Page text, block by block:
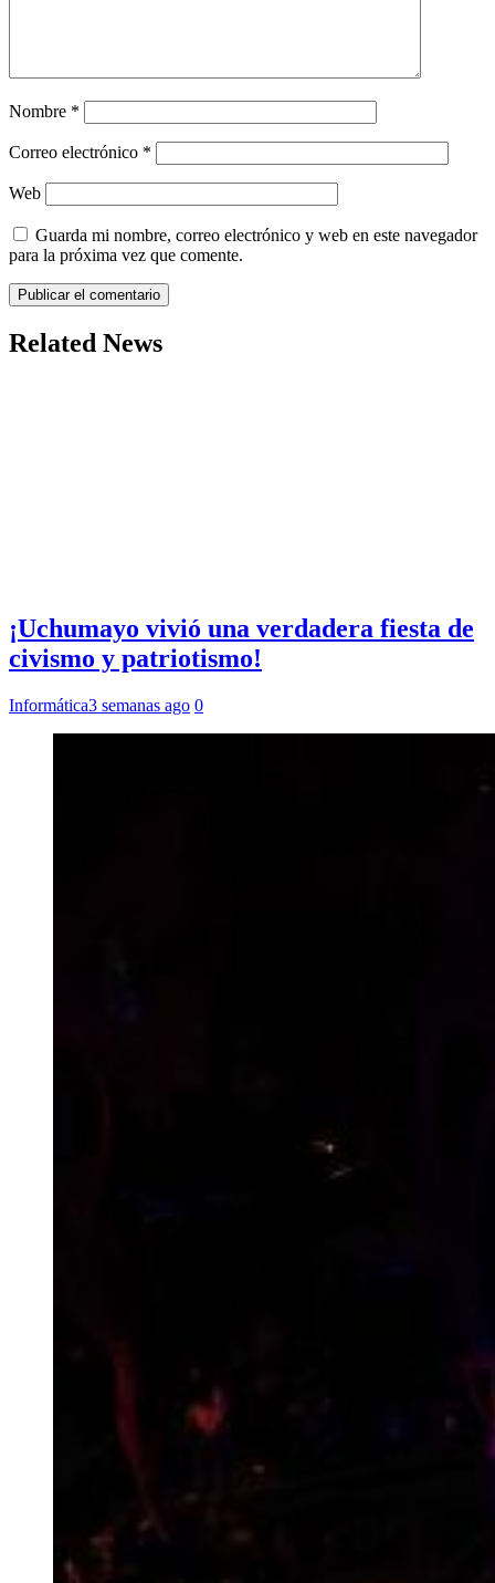
Nombre *
Correo electrónico *
Web
Guarda mi nombre, correo electrónico y web en este navegador
para la próxima vez que comente.
Related News
¡Uchumayo vivió una verdadera fiesta de
civismo y patriotismo!
Informática3 semanas ago 0